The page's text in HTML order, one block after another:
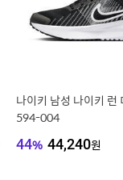
나이키 남성 나이키 런
594-004
44% 44,240원